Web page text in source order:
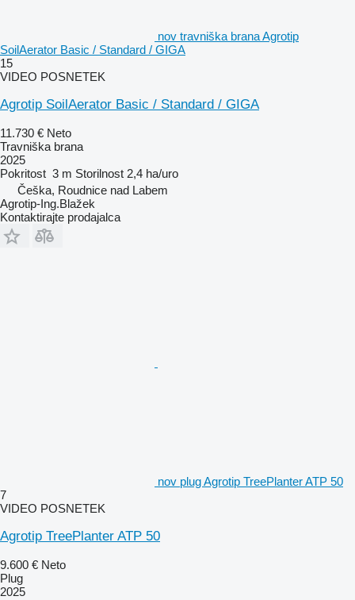
nov travniška brana Agrotip
SoilAerator Basic / Standard / GIGA
15
VIDEO POSNETEK
Agrotip SoilAerator Basic / Standard / GIGA
11.730 € Neto
Travniška brana
2025
Pokritost 3 m Storilnost 2,4 ha/uro
Češka, Roudnice nad Labem
Agrotip-Ing.Blažek
Kontaktirajte prodajalca
nov plug Agrotip TreePlanter ATP 50
7
VIDEO POSNETEK
Agrotip TreePlanter ATP 50
9.600 € Neto
Plug
2025